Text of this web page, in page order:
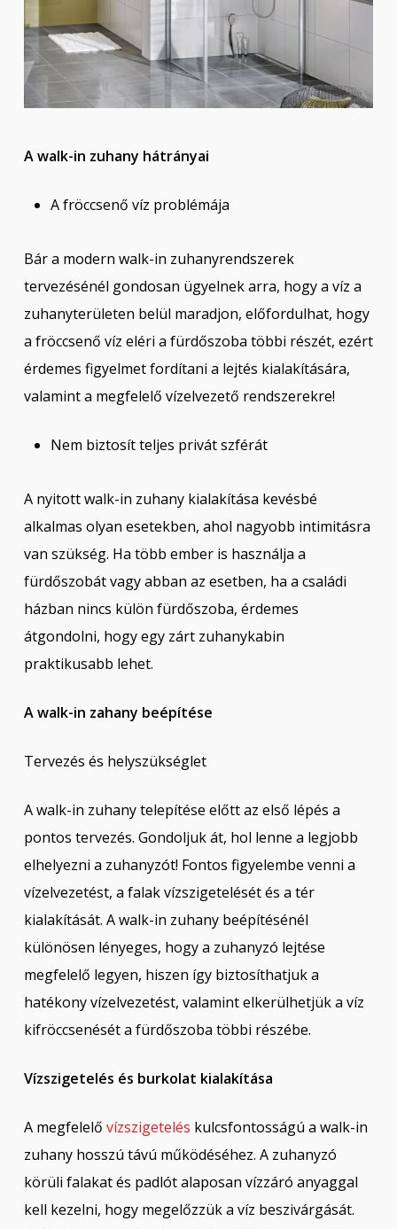
A walk-in zuhany hátrányai
A fröccsenő víz problémája
Bár a modern walk-in zuhanyrendszerek
tervezésénél gondosan ügyelnek arra, hogy a víz a
zuhanyterületen belül maradjon, előfordulhat, hogy
a fröccsenő víz eléri a fürdőszoba többi részét, ezért
érdemes figyelmet fordítani a lejtés kialakítására,
valamint a megfelelő vízelvezető rendszerekre!
Nem biztosít teljes privát szférát
A nyitott walk-in zuhany kialakítása kevésbé
alkalmas olyan esetekben, ahol nagyobb intimitásra
van szükség. Ha több ember is használja a
fürdőszobát vagy abban az esetben, ha a családi
házban nincs külön fürdőszoba, érdemes
átgondolni, hogy egy zárt zuhanykabin
praktikusabb lehet.
A walk-in zahany beépítése
Tervezés és helyszükséglet
A walk-in zuhany telepítése előtt az első lépés a
pontos tervezés. Gondoljuk át, hol lenne a legjobb
elhelyezni a zuhanyzót! Fontos figyelembe venni a
vízelvezetést, a falak vízszigetelését és a tér
kialakítását. A walk-in zuhany beépítésénél
különösen lényeges, hogy a zuhanyzó lejtése
megfelelő legyen, hiszen így biztosíthatjuk a
hatékony vízelvezetést, valamint elkerülhetjük a víz
kifröccsenését a fürdőszoba többi részébe.
Vízszigetelés és burkolat kialakítása
A megfelelő vízszigetelés kulcsfontosságú a walk-in
zuhany hosszú távú működéséhez. A zuhanyzó
körüli falakat és padlót alaposan vízzáró anyaggal
kell kezelni, hogy megelőzzük a víz beszivárgását.